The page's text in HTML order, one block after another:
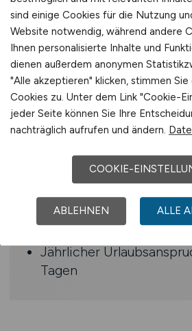
erforderlich
Bereitschaft zur
Schicht-System
Körperliche
ausgeprägter
Engagierte, zuverlässige
teamfähige Arbeitsweise
Abwechslungsreiche
renommierten
Jährlicher
Tagen
sind einige Cookies für die Nutzung
Website notwendig, während andere
Ihnen personalisierte Inhalte und
dienen außerdem anonymen
"Alle akzeptieren" klicken, stimmen
Cookies zu. Unter dem Link "Cookie-
jeder Seite können Sie Ihre
nachträglich aufrufen und ändern.
COOKIE-
ABLEHNEN ALLE